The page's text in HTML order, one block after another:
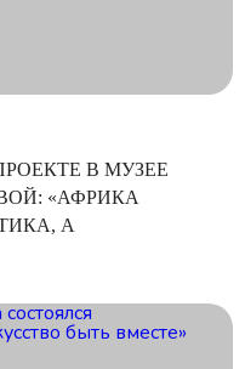
В МУЗЕЕ
«АФРИКА
А